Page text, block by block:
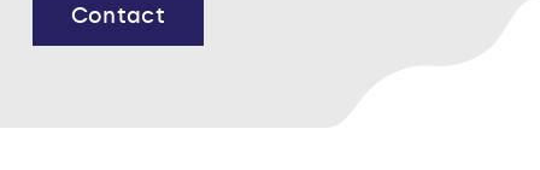
Contact